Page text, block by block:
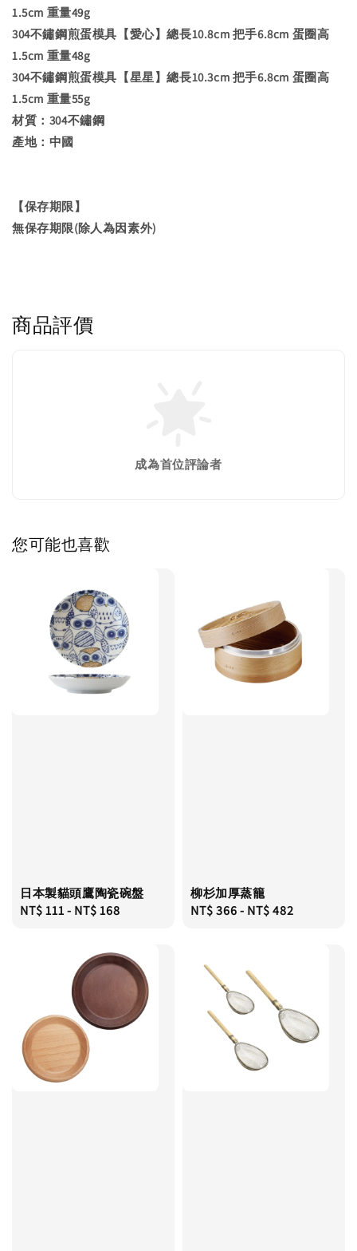
1.5cm 重量49g
304不鏽鋼煎蛋模具【愛心】總長10.8cm 把手6.8cm 蛋圈高
1.5cm 重量48g
304不鏽鋼煎蛋模具【星星】總長10.3cm 把手6.8cm 蛋圈高
1.5cm 重量55g
材質：304不鏽鋼
產地：中國
【保存期限】
無保存期限(除人為因素外)
商品評價
成為首位評論者
您可能也喜歡
日本製貓頭鷹陶瓷碗盤
Regular
NT$ 111- NT$ 168
柳杉加厚蒸籠
Regular
NT$ 366- NT$ 482